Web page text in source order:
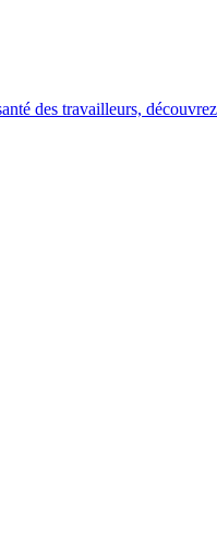
des travailleurs,